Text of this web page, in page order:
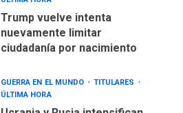
GUERRA EN EL MUNDO
TITULARES
ÚLTIMA HORA
Ucrania y Rusia intensifican
NACIONALES